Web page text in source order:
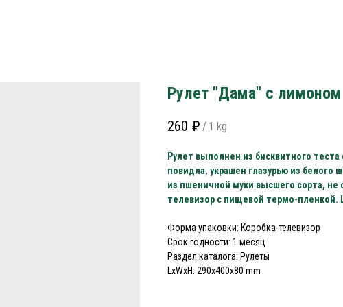
Рулет "Дама" с лимоном
260 ₽ / 1 kg
Рулет выполнен из бисквитного
повидла, украшен глазурью из
из пшеничной муки высшего сорта, не
телевизор с пищевой термо-пленкой.
Форма упаковки: Коробка-телевизор
Срок годности: 1 месяц
Раздел каталога: Рулеты
LxWxH: 290x400x80 mm